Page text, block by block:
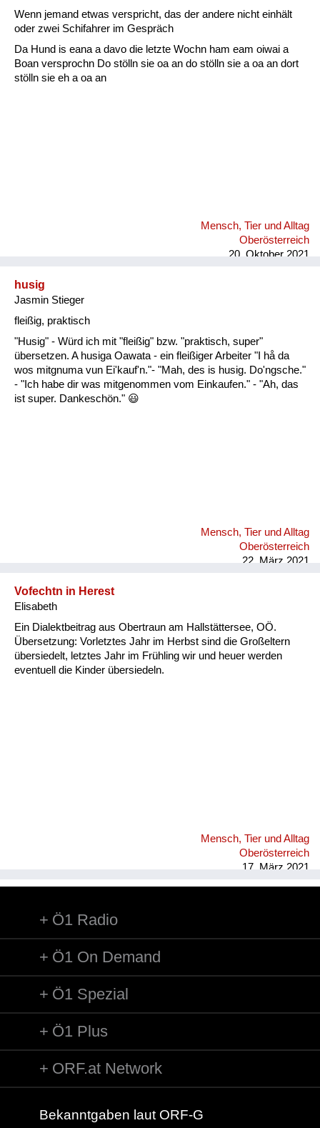
Wenn jemand etwas verspricht, das der andere nicht einhält
oder zwei Schifahrer im Gespräch
Da Hund is eana a davo die letzte Wochn ham eam oiwai a
Boan versprochn Do stölln sie oa an do stölln sie a oa an dort
stölln sie eh a oa an
Mensch, Tier und Alltag
Oberösterreich
20. Oktober 2021
husig
Jasmin Stieger
fleißig, praktisch
"Husig" - Würd ich mit "fleißig" bzw. "praktisch, super"
übersetzen. A husiga Oawata - ein fleißiger Arbeiter "I hå da
wos mitgnuma vun Ei'kauf'n."- "Mah, des is husig. Do'ngsche."
- "Ich habe dir was mitgenommen vom Einkaufen." - "Ah, das
ist super. Dankeschön." 😃
Mensch, Tier und Alltag
Oberösterreich
22. März 2021
Vofechtn in Herest
Elisabeth
Ein Dialektbeitrag aus Obertraun am Hallstättersee, OÖ.
Übersetzung: Vorletztes Jahr im Herbst sind die Großeltern
übersiedelt, letztes Jahr im Frühling wir und heuer werden
eventuell die Kinder übersiedeln.
Mensch, Tier und Alltag
Oberösterreich
17. März 2021
Ö1 Radio
Ö1 On Demand
Ö1 Spezial
Ö1 Plus
ORF.at Network
Bekanntgaben laut ORF-G